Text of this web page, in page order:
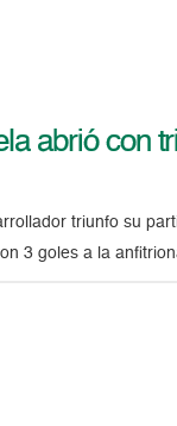
abrió con
triunfo su
3 goles a la